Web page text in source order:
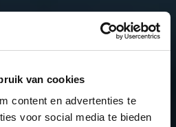
van cookies
content en advertenties te
voor social media te bieden